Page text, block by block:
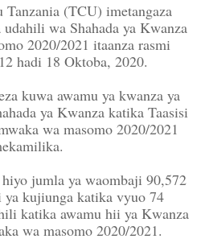
(TCU) imetangaza
wa Shahada ya Kwanza
2020/2021 itaanza rasmi
hadi 18 Oktoba, 2020.
kuwa awamu ya kwanza ya
ya Kwanza katika Taasisi
wa masomo 2020/2021
jumla ya waombaji 90,572
ya kujiunga katika vyuo 74
katika awamu hii ya Kwanza
wa masomo 2020/2021.